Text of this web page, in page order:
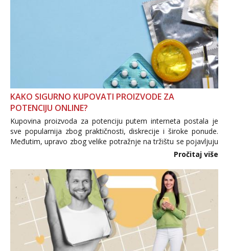
- Kod: #142
tel:0,93€ - mob:1,12€ min
KAKO SIGURNO KUPOVATI PROIZVODE ZA
POTENCIJU ONLINE?
Kupovina proizvoda za potenciju putem interneta postala je
sve popularnija zbog praktičnosti, diskrecije i široke ponude.
Međutim, upravo zbog velike potražnje na tržištu se pojavljuju
i brojni krivotvoreni proizvodi, nepouzdane internetske
Pročitaj više